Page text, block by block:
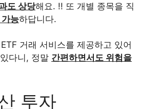
도 상당해요. !! 또 개별 종목을 직
능하답니다.
거래 서비스를 제공하고 있어
다니, 정말 간편하면서도 위험을
투자